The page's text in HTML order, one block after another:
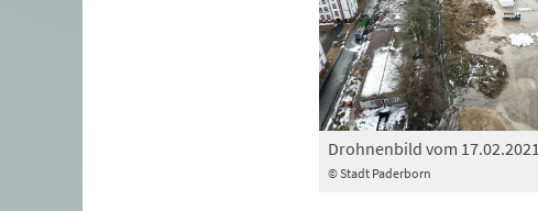
© Stadt Paderborn
Drohnenbild vom 17.02.2021